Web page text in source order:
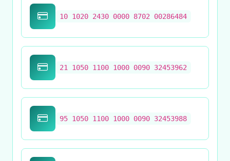
10 1020 2430 0000 8702 00286484
21 1050 1100 1000 0090 32453962
95 1050 1100 1000 0090 32453988